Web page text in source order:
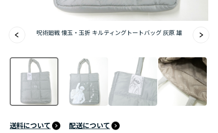
『無職転生Ⅲ ～異世界行ったら本気だす～』
『ふつつかな悪女ではございますが ～雛宮蝶鼠と
呪術廻戦 懐玉・玉折 キルティングトートバッグ 灰原 雄
送料について 配送について